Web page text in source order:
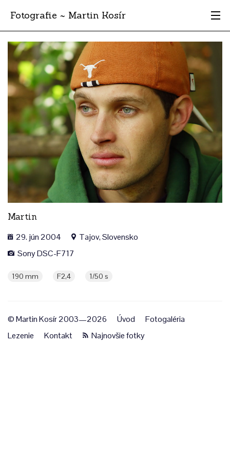
Fotografie ~ Martin Kosír
Moje obľúbené
Albumy
Miesta
Archív
Vyhľadávanie
Martin
29. jún 2004
Tajov, Slovensko
Sony DSC-F717
190 mm F2,4 1/50 s
© Martin Kosír 2003—2026 Úvod
Fotogaléria
Lezenie
Kontakt Najnovšie fotky